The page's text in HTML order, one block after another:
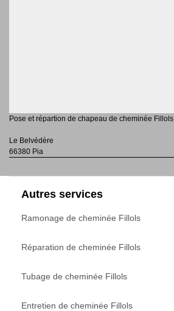
Pose et répartion de chapeau de cheminée Fillols
Le Belvédère
66380 Pia
Autres services
Ramonage de cheminée Fillols
Réparation de cheminée Fillols
Tubage de cheminée Fillols
Entretien de cheminée Fillols